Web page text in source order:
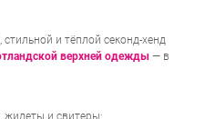
и тёплой секонд-хенд
верхней одежды — в